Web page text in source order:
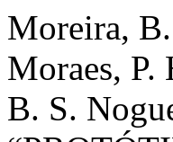
Moreira,
Moraes,
B. S.